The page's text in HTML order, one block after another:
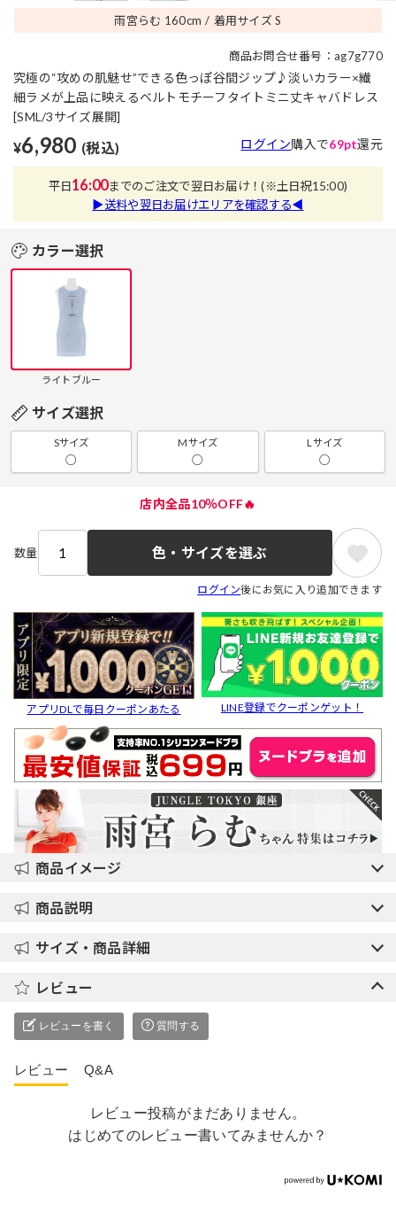
雨宮らむ 160cm 着用サイズ S
商品お問合せ番号：ag7g770
究極の“攻めの肌魅せ”できる色っぽ谷間ジップ♪淡いカラー×繊
細ラメが上品に映えるベルトモチーフタイトミニ丈キャバドレス
[SML/3サイズ展開]
¥6,980 (税込) ログイン購入で69pt還元
平日16:00までのご注文で翌日お届け！(※土日祝15:00)
▶送料や翌日お届けエリアを確認する◀
カラー選択
ライトブルー
サイズ選択
Sサイズ
○
Mサイズ
○
Lサイズ
○
店内全品10％OFF🔥
数量 色・サイズを選ぶ
ログイン後にお気に入り追加できます
アプリDLで毎日クーポンあたる LINE登録でクーポンゲット！
商品イメージ
商品説明
サイズ・商品詳細
レビュー
レビューを書く 質問する
レビュー Q&A
レビュー投稿がまだありません。
はじめてのレビュー書いてみませんか？